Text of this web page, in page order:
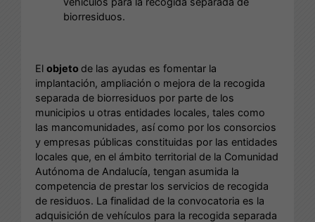
biorresiduos.
El objeto de las ayudas es fomentar la
implantación, ampliación o mejora de la recogida
separada de biorresiduos por parte de los
municipios u otras entidades locales, tales como
las mancomunidades, así como por los consorcios
y empresas públicas constituidas por las entidades
locales que, en el ámbito territorial de la Comunidad
Autónoma de Andalucía, tengan asumida la
competencia de prestar los servicios de recogida
de residuos. La finalidad de la convocatoria es la
adquisición de vehículos para la recogida separada